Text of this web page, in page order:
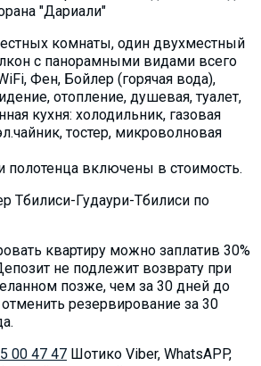
"Дариали"
комнаты, один двухместный
с панорамными видами всего
Фен, Бойлер (горячая вода),
отопление, душевая, туалет,
кухня: холодильник, газовая
тостер, микроволновая
полотенца включены в стоимость.
Тбилиси-Гудаури-Тбилиси по
квартиру можно заплатив 30%
не подлежит возврату при
позже, чем за 30 дней до
резервирование за 30
00 47 47 Шотико Viber, WhatsAPP,
предложения
аренда
связь